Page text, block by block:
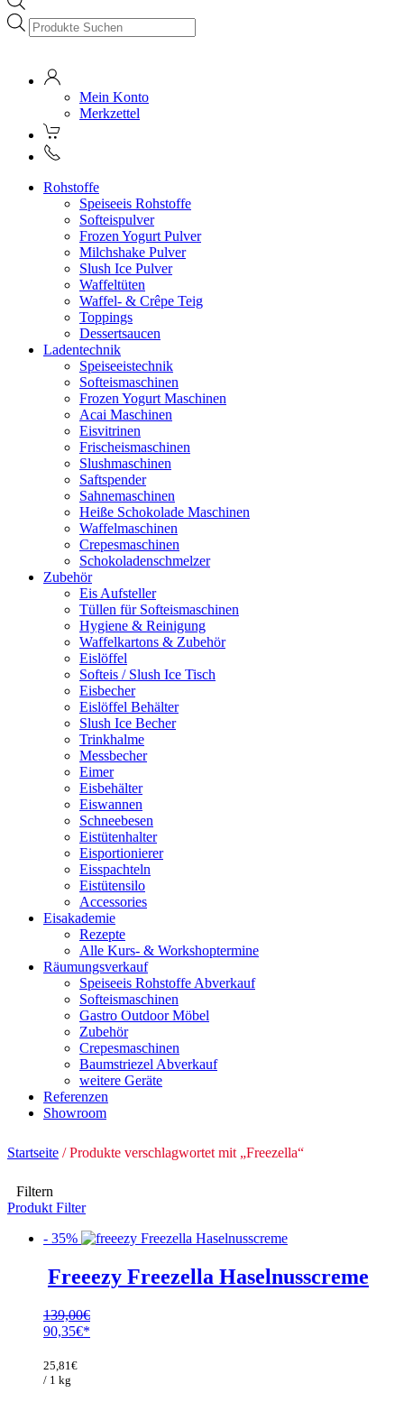
Products
search
Mein Konto
Merkzettel
Rohstoffe
Speiseeis Rohstoffe
Softeispulver
Frozen Yogurt Pulver
Milchshake Pulver
Slush Ice Pulver
Waffeltüten
Waffel- & Crêpe Teig
Toppings
Dessertsaucen
Ladentechnik
Speiseeistechnik
Softeismaschinen
Frozen Yogurt Maschinen
Acai Maschinen
Eisvitrinen
Frischeismaschinen
Slushmaschinen
Saftspender
Sahnemaschinen
Heiße Schokolade Maschinen
Waffelmaschinen
Crepesmaschinen
Schokoladenschmelzer
Zubehör
Eis Aufsteller
Tüllen für Softeismaschinen
Hygiene & Reinigung
Waffelkartons & Zubehör
Eislöffel
Softeis / Slush Ice Tisch
Eisbecher
Eislöffel Behälter
Slush Ice Becher
Trinkhalme
Messbecher
Eimer
Eisbehälter
Eiswannen
Schneebesen
Eistütenhalter
Eisportionierer
Eisspachteln
Eistütensilo
Accessories
Eisakademie
Rezepte
Alle Kurs- & Workshoptermine
Räumungsverkauf
Speiseeis Rohstoffe Abverkauf
Softeismaschinen
Gastro Outdoor Möbel
Zubehör
Crepesmaschinen
Baumstriezel Abverkauf
weitere Geräte
Referenzen
Showroom
Startseite / Produkte verschlagwortet mit „Freezella“
Filtern
Produkt Filter
- 35%
Freeezy Freezella Haselnusscreme
139,00€
Ursprünglicher
war:
139,00€
90,35€
Preis
ist:
25,81 €
/ 1 kg